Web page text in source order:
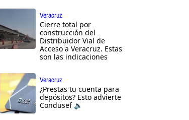
Veracruz
Cierre total por
construcción del
Distribuidor Vial de
Acceso a Veracruz. Estas
son las indicaciones
Veracruz
¿Prestas tu cuenta para
depósitos? Esto advierte
Condusef 🔈